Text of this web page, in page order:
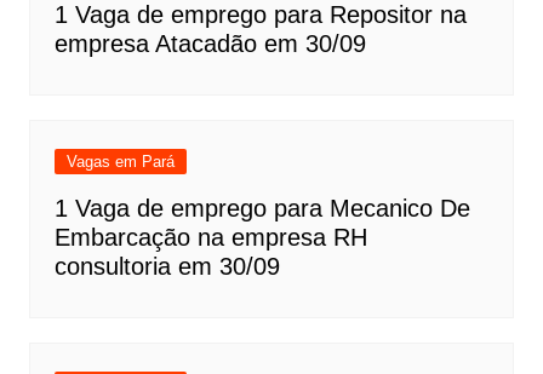
1 Vaga de emprego para Repositor na
empresa Atacadão em 30/09
Vagas em Pará
1 Vaga de emprego para Mecanico De
Embarcação na empresa RH
consultoria em 30/09